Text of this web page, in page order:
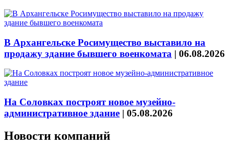
В Архангельске Росимущество выставило на
продажу здание бывшего военкомата | 06.08.2026
На Соловках построят новое музейно-
административное здание | 05.08.2026
Новости компаний